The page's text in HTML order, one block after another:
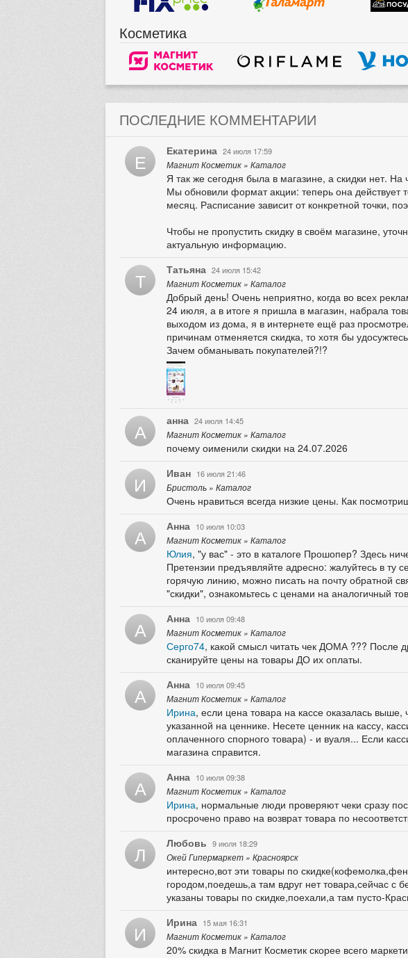
Косметика
ПОСЛЕДНИЕ КОММЕНТАРИИ
Е Екатерина 24 июля 17:59
Магнит Косметик » Каталог
Я так же сегодня была в магазине, а скидки нет. На
Мы обновили формат акции: теперь она действует
месяц. Расписание зависит от конкретной точки,
Чтобы не пропустить скидку в своём магазине,
актуальную информацию.
Т Татьяна 24 июля 15:42
Магнит Косметик » Каталог
Добрый день! Очень неприятно, когда во всех
24 июля, а в итоге я пришла в магазин, набрала
выходом из дома, я в интернете ещё раз
причинам отменяется скидка, то хотя бы
Зачем обманывать покупателей?!?
А анна 24 июля 14:45
Магнит Косметик » Каталог
почему оименили скидки на 24.07.2026
И Иван 16 июля 21:46
Бристоль » Каталог
Очень нравиться всегда низкие цены. Как
А Анна 10 июля 10:03
Магнит Косметик » Каталог
Юлия, "у вас" - это в каталоге Прошопер? Здесь
Претензии предъявляйте адресно: жалуйтесь в ту
горячую линию, можно писать на почту обратной
"скидки", ознакомьтесь с ценами на аналогичный
А Анна 10 июля 09:48
Магнит Косметик » Каталог
Серго74, какой смысл читать чек ДОМА ??? После
сканируйте цены на товары ДО их оплаты.
А Анна 10 июля 09:45
Магнит Косметик » Каталог
Ирина, если цена товара на кассе оказалась
указанной на ценнике. Несете ценник на кассу,
оплаченного спорного товара) - и вуаля... Если
магазина справится.
А Анна 10 июля 09:38
Магнит Косметик » Каталог
Ирина, нормальные люди проверяют чеки сразу
просрочено право на возврат товара по
Л Любовь 9 июля 18:29
Окей Гипермаркет » Красноярск
интересно,вот эти товары по
городом,поедешь,а там вдруг нет товара,сейчас
указаны товары по скидке,поехали,а там пусто-
И Ирина 15 мая 16:31
Магнит Косметик » Каталог
20% скидка в Магнит Косметик скорее всего